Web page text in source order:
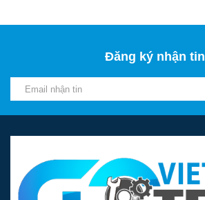
Đăng ký nhận tin